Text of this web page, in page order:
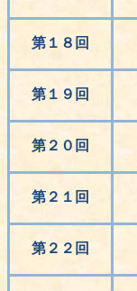
第１８回
第１９回
第２０回
第２１回
第２２回